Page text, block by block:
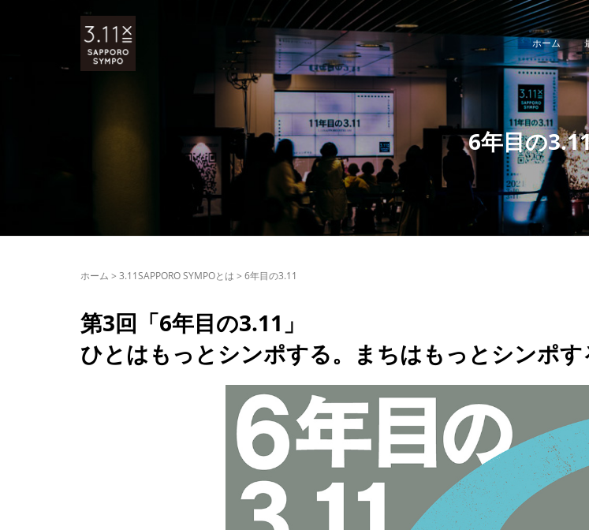
ホーム
6年目の
ホーム > 3.11SAPPORO SYMPOとは > 6年目の3.11
第3回「6年目の3.11」
ひとはもっとシンポする。まちはもっとシンポす